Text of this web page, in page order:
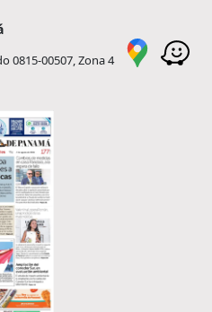
0815-00507, Zona 4